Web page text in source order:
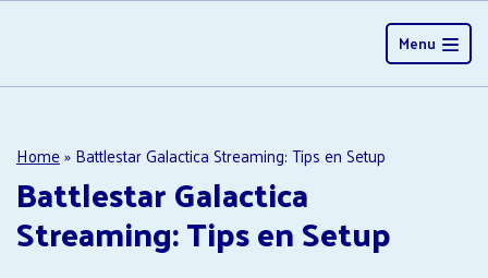
Menu
Home»Battlestar Galactica Streaming: Tips en Setup
Battlestar Galactica
Streaming: Tips en Setup